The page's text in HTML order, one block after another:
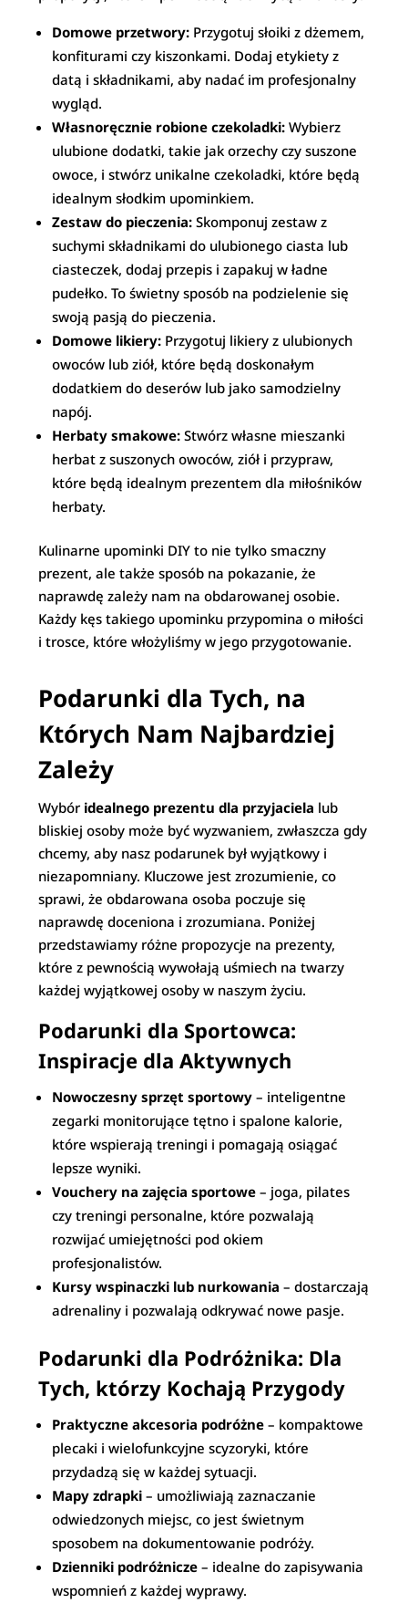
Domowe przetwory: Przygotuj słoiki z dżemem,
konfiturami czy kiszonkami. Dodaj etykiety z
datą i składnikami, aby nadać im profesjonalny
wygląd.
Własnoręcznie robione czekoladki: Wybierz
ulubione dodatki, takie jak orzechy czy suszone
owoce, i stwórz unikalne czekoladki, które będą
idealnym słodkim upominkiem.
Zestaw do pieczenia: Skomponuj zestaw z
suchymi składnikami do ulubionego ciasta lub
ciasteczek, dodaj przepis i zapakuj w ładne
pudełko. To świetny sposób na podzielenie się
swoją pasją do pieczenia.
Domowe likiery: Przygotuj likiery z ulubionych
owoców lub ziół, które będą doskonałym
dodatkiem do deserów lub jako samodzielny
napój.
Herbaty smakowe: Stwórz własne mieszanki
herbat z suszonych owoców, ziół i przypraw,
które będą idealnym prezentem dla miłośników
herbaty.
Kulinarne upominki DIY to nie tylko smaczny
prezent, ale także sposób na pokazanie, że
naprawdę zależy nam na obdarowanej osobie.
Każdy kęs takiego upominku przypomina o miłości
i trosce, które włożyliśmy w jego przygotowanie.
Podarunki dla Tych, na
Których Nam Najbardziej
Zależy
Wybór idealnego prezentu dla przyjaciela lub
bliskiej osoby może być wyzwaniem, zwłaszcza gdy
chcemy, aby nasz podarunek był wyjątkowy i
niezapomniany. Kluczowe jest zrozumienie, co
sprawi, że obdarowana osoba poczuje się
naprawdę doceniona i zrozumiana. Poniżej
przedstawiamy różne propozycje na prezenty,
które z pewnością wywołają uśmiech na twarzy
każdej wyjątkowej osoby w naszym życiu.
Podarunki dla Sportowca:
Inspiracje dla Aktywnych
Nowoczesny sprzęt sportowy – inteligentne
zegarki monitorujące tętno i spalone kalorie,
które wspierają treningi i pomagają osiągać
lepsze wyniki.
Vouchery na zajęcia sportowe – joga, pilates
czy treningi personalne, które pozwalają
rozwijać umiejętności pod okiem
profesjonalistów.
Kursy wspinaczki lub nurkowania – dostarczają
adrenaliny i pozwalają odkrywać nowe pasje.
Podarunki dla Podróżnika: Dla
Tych, którzy Kochają Przygody
Praktyczne akcesoria podróżne – kompaktowe
plecaki i wielofunkcyjne scyzoryki, które
przydadzą się w każdej sytuacji.
Mapy zdrapki – umożliwiają zaznaczanie
odwiedzonych miejsc, co jest świetnym
sposobem na dokumentowanie podróży.
Dzienniki podróżnicze – idealne do zapisywania
wspomnień z każdej wyprawy.